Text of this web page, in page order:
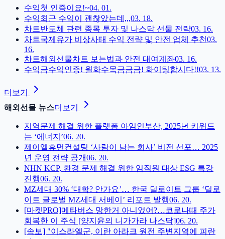
수익첫 인증이요!~04. 01.
수익최근 수익이 괜찮았는데,,,03. 18.
차트반도체 관련 종목 투자 및 나스닥 선물 전략03. 16.
차트국제유가 비상사태 수익 전략 및 안전 업체 추천03.
16.
차트해외선물차트 보는법과 안전 대여계좌03. 16.
수익금수익인증! 월화수목금금금! 화이팅합시다!!03. 13.
더보기
해외선물 뉴스더보기
지역문제 해결 위한 플랫폼 아임인부산, 2025년 키워드
는 ‘에너지’06. 20.
제이엘휴먼컨설팅 ‘사람이 남는 회사’ 비전 선포… 2025
년 운영 전략 공개06. 20.
NHN KCP, 환경 문제 해결 위한 임직원 대상 ESG 특강
진행06. 20.
MZ세대 30% ‘대학? 안가요’… 한국 딜로이트 그룹 ‘딜로
이트 글로벌 MZ세대 서베이’ 리포트 발행06. 20.
[마켓PRO]메타버스 망한거 아니었어?…코로나때 주가
회복한 이 주식 [양지윤의 니가가라 나스닥]06. 20.
[속보] "이스라엘군, 이란 아라크 원전 주변지역에 피란